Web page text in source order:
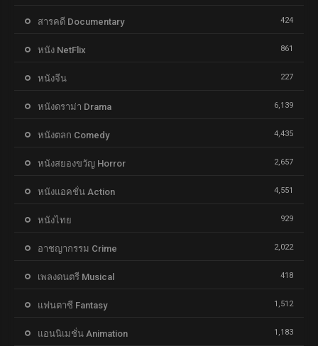
สารคดี Documentary 424
หนัง NetFlix 861
หนังจีน 227
หนังดราม่า Drama 6,139
หนังตลก Comedy 4,435
หนังสยองขวัญ Horror 2,657
หนังแอคชั่น Action 4,551
หนังไทย 929
อาชญากรรม Crime 2,022
เพลงดนตรี Musical 418
แฟนตาซี Fantasy 1,512
แอนนิเมชั่น Animation 1,183